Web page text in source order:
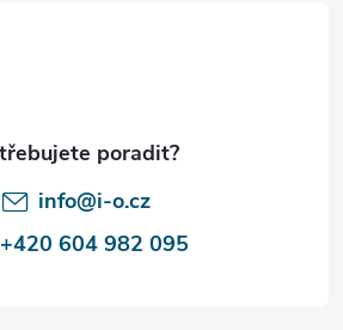
info@i-o.cz
+420 604 982 095